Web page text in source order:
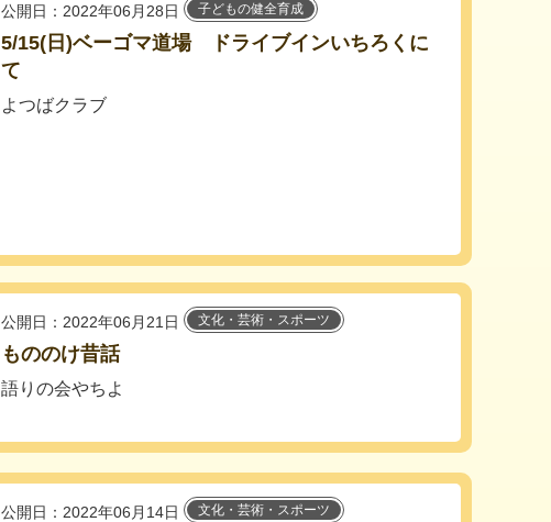
公開日：2022年06月28日 子どもの健全育成
5/15(日)ベーゴマ道場 ドライブインいちろくに
て
よつばクラブ
公開日：2022年06月21日 文化・芸術・スポーツ
もののけ昔話
語りの会やちよ
公開日：2022年06月14日 文化・芸術・スポーツ